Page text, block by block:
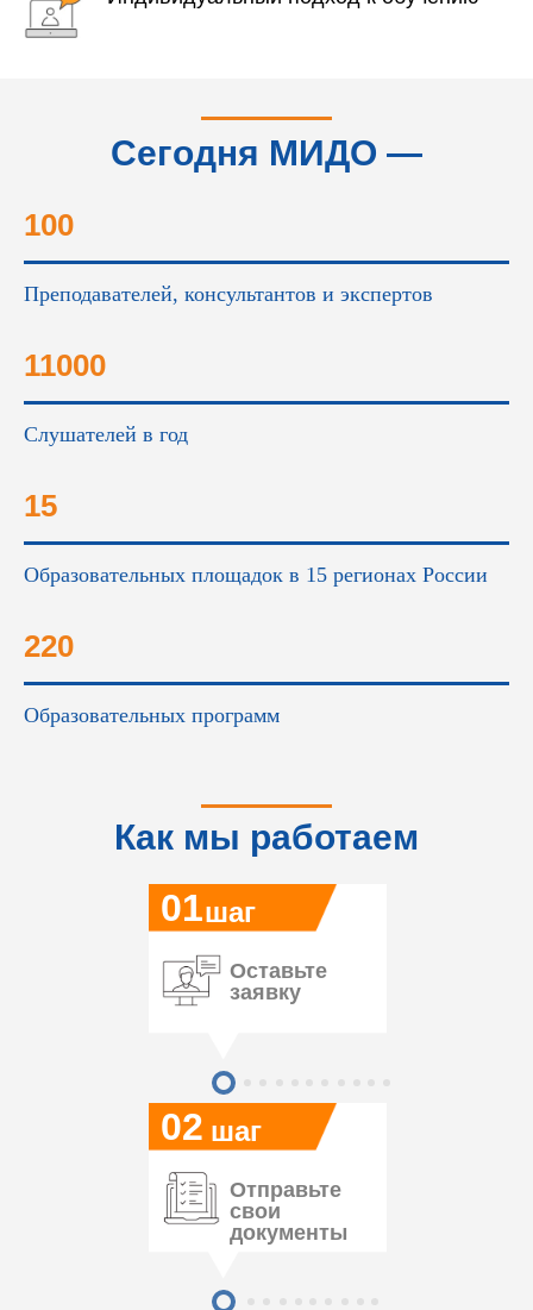
Сегодня МИДО —
100
Преподавателей, консультантов и экспертов
11000
Слушателей в год
15
Образовательных площадок в 15 регионах России
220
Образовательных программ
Как мы работаем
02
01
Оставьте
заявку
шаг
шаг
Отправьте
свои
документы